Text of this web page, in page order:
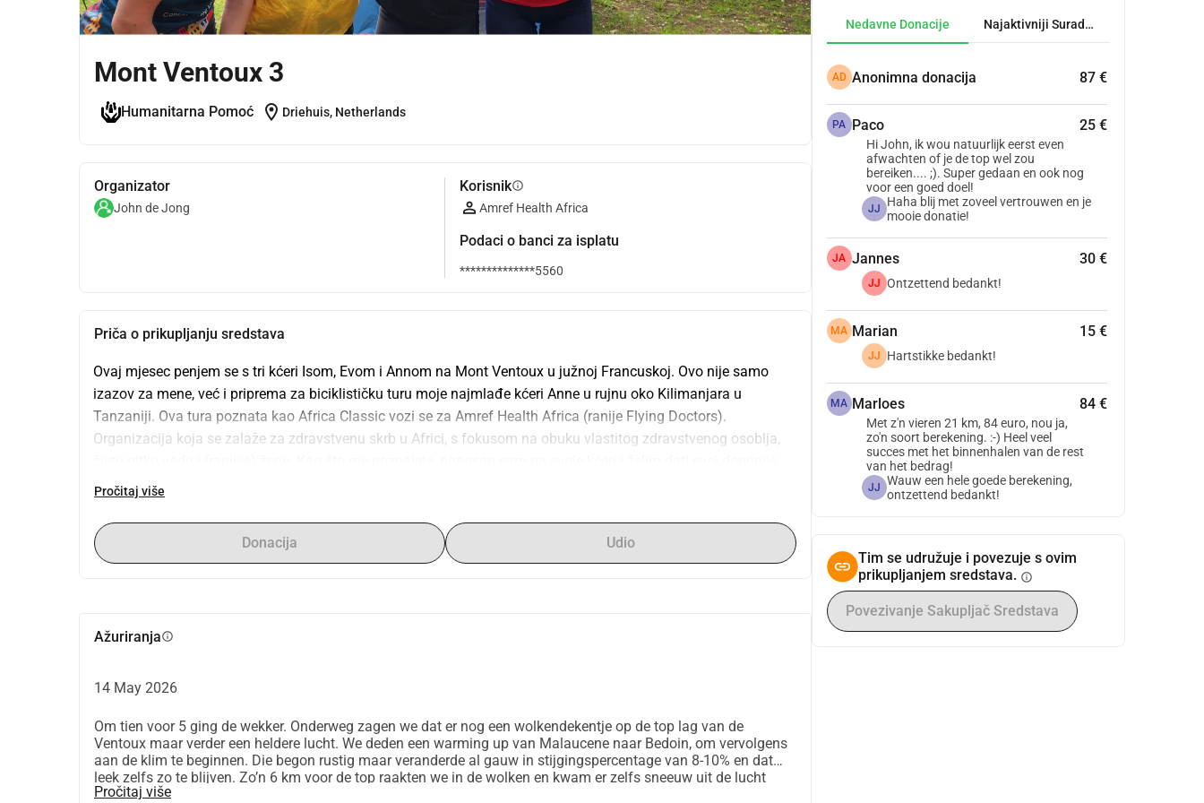
Mont Ventoux 3
Humanitarna Pomoć location_on Driehuis, Netherlands
Organizator
John de Jong
Korisnikinfo
Amref Health Africa
Podaci o banci za isplatu
**************5560
Priča o prikupljanju sredstava
Ovaj mjesec penjem se s tri kćeri Isom, Evom i Annom na Mont Ventoux u južnoj Francuskoj. Ovo nije samo
izazov za mene, već i priprema za biciklističku turu moje najmlađe kćeri Anne u rujnu oko Kilimanjara u
Tanzaniji. Ova tura poznata kao Africa Classic vozi se za Amref Health Africa (ranije Flying Doctors).
Organizacija koja se zalaže za zdravstvenu skrb u Africi, s fokusom na obuku vlastitog zdravstvenog osoblja,
Za to mi je vaša pomoć jako potrebna. Svaka donacija je dobrodošla. Mont Ventoux je visok 1910 metara, a
podržali svaku visinsku metru.
Pročitaj više
Donacija Udio
Ažuriranjainfo
14 May 2026
Om tien voor 5 ging de wekker. Onderweg zagen we dat er nog een wolkendekentje op de top lag van de
Ventoux maar verder een heldere lucht. We deden een warming up van Malaucene naar Bedoin, om vervolgens
aan de klim te beginnen. Die begon rustig maar veranderde al gauw in stijgingspercentage van 8-10% en dat
leek zelfs zo te blijven. Zo’n 6 km voor de top raakten we in de wolken en kwam er zelfs sneeuw uit de lucht
vallen. Het was een ijzig koude finish op 1910 meter en een nog veel koudere afdaling. We hebben aan het eind
Pročitaj više
Nedavne Donacije Najaktivniji Suradnici
AD Anonimna donacija 87 €
PA Paco 25 €
Hi John, ik wou natuurlijk eerst even
afwachten of je de top wel zou
bereiken.... ;). Super gedaan en ook nog
voor een goed doel!
JJ
Haha blij met zoveel vertrouwen en je
mooie donatie!
JA Jannes 30 €
JJ Ontzettend bedankt!
MA Marian 15 €
JJ Hartstikke bedankt!
MA Marloes 84 €
Met z'n vieren 21 km, 84 euro, nou ja,
zo'n soort berekening. :-) Heel veel
succes met het binnenhalen van de rest
van het bedrag!
JJ Wauw een hele goede berekening,
ontzettend bedankt!
Tim se udružuje i povezuje s ovim
prikupljanjem sredstava. info
Povezivanje Sakupljač Sredstava